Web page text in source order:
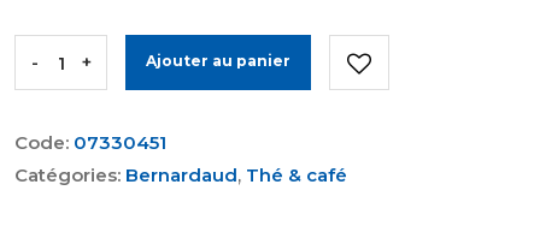
- + Ajouter au panier
Code: 07330451
Catégories: Bernardaud, Thé & café